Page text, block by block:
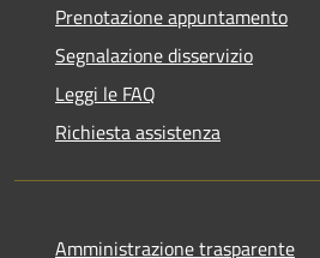
Prenotazione appuntamento
Segnalazione disservizio
Leggi le FAQ
Richiesta assistenza
Amministrazione trasparente